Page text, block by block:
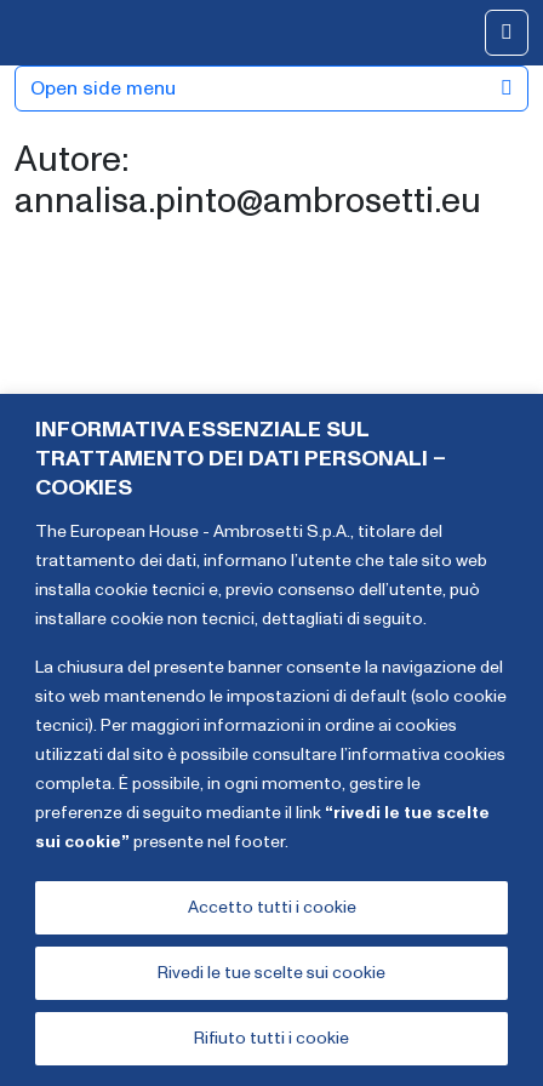
INFORMATIVA ESSENZIALE SUL
TRATTAMENTO DEI DATI PERSONALI –
COOKIES
The European House - Ambrosetti S.p.A., titolare del
trattamento dei dati, informano l’utente che tale sito web
installa cookie tecnici e, previo consenso dell’utente, può
installare cookie non tecnici, dettagliati di seguito
La chiusura del presente banner consente la navigazione del
sito web mantenendo le impostazioni di default (solo cookie
tecnici). Per maggiori informazioni in ordine ai cookies
utilizzati dal sito è possibile consultare l’informativa cookies
completa. È possibile, in ogni momento, gestire le
preferenze di seguito mediante il link “rivedi le tue scelte
sui cookie” presente nel footer.
Rivedi le tue scelte sui cookie
Rifiuto tutti i cookie
Accetto tutti i cookie
Autore:
annalisa.pinto@ambrosetti.eu
Open side menu
2026
Cookies Privacy Policy